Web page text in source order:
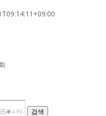
검색